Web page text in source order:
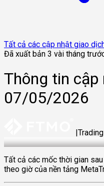
Tất cả các cập nhật giao
Đã xuất bản 3 vài tháng
Thông tin cập
07/05/2026
7 May 2026
Tất cả các mốc thời gian
theo giờ của nền tảng